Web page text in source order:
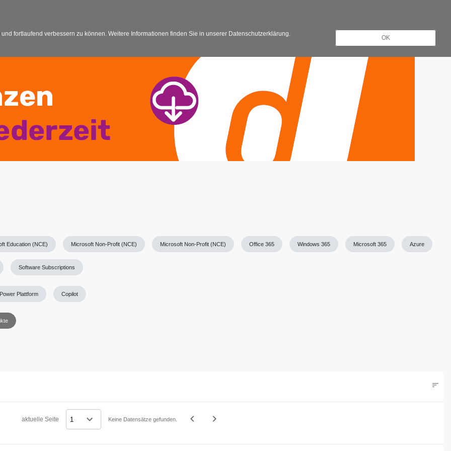
Power Plattform Copilot
Education (NCE) Microsoft Non-Profit (NCE) Microsoft Non-Profit (NCE) Office 365 Windows 365 Microsoft 365 Azure
Software Subscriptions
sort
aktuelle Seite Keine Datensätze gefunden. navigate_before navigate_next
fortlaufend verbessern zu können. Weitere Informationen finden Sie in unserer Datenschutzerklärung.
OK